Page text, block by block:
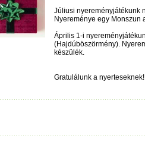
Júliusi nyereményjátékunk
Nyereménye egy Monszun
Április 1-i
(Hajdúböszörmény).
készülék.
Gratulálunk a nyerteseknek!